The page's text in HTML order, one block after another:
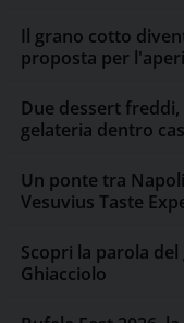
Il grano cotto
proposta per
Due dessert
gelateria dentro
Un ponte tra
Vesuvius Taste
Scopri la parola
Ghiacciolo